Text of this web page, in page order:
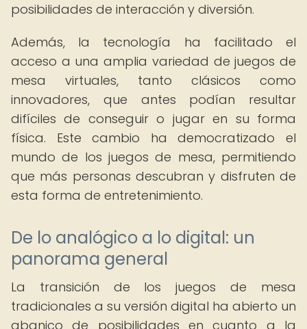
posibilidades de interacción y diversión.
Además, la tecnología ha facilitado el
acceso a una amplia variedad de juegos de
mesa virtuales, tanto clásicos como
innovadores, que antes podían resultar
difíciles de conseguir o jugar en su forma
física. Este cambio ha democratizado el
mundo de los juegos de mesa, permitiendo
que más personas descubran y disfruten de
esta forma de entretenimiento.
De lo analógico a lo digital: un
panorama general
La transición de los juegos de mesa
tradicionales a su versión digital ha abierto un
abanico de posibilidades en cuanto a la